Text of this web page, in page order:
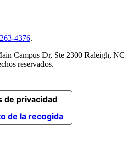
4376.
Campus Dr, Ste 2300 Raleigh, NC
reservados.
de la recogida
de privacidad